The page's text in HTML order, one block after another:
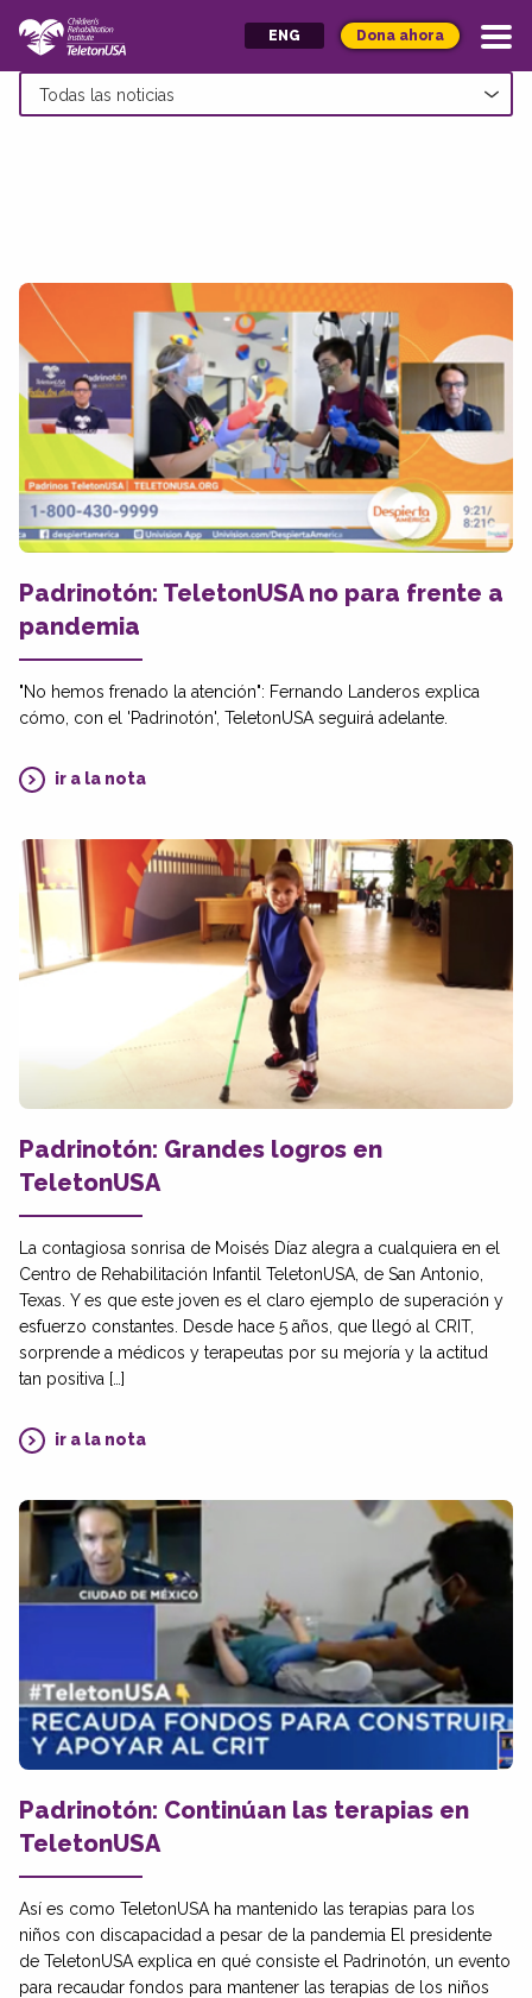
ENG Dona ahora
Padrinotón: TeletonUSA no para frente a
pandemia
"No hemos frenado la atención": Fernando Landeros explica
cómo, con el 'Padrinotón', TeletonUSA seguirá adelante.
ir a la nota
Padrinotón: Grandes logros en
TeletonUSA
La contagiosa sonrisa de Moisés Díaz alegra a cualquiera en el
Centro de Rehabilitación Infantil TeletonUSA, de San Antonio,
Texas. Y es que este joven es el claro ejemplo de superación y
esfuerzo constantes. Desde hace 5 años, que llegó al CRIT,
sorprende a médicos y terapeutas por su mejoría y la actitud
tan positiva […]
ir a la nota
Padrinotón: Continúan las terapias en
TeletonUSA
Así es como TeletonUSA ha mantenido las terapias para los
niños con discapacidad a pesar de la pandemia El presidente
de TeletonUSA explica en qué consiste el Padrinotón, un evento
para recaudar fondos para mantener las terapias de los niños